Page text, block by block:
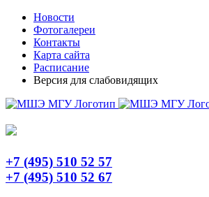
Skip
content
TelegramНовости
Фотогалереи
Контакты
Карта сайта
Расписание
Версия для слабовидящих
+7 (495) 510 52 57
+7 (495) 510 52 67